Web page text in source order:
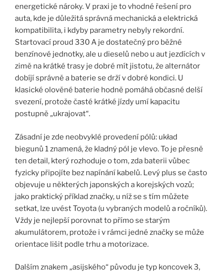
energetické nároky. V praxi je to vhodné řešení pro
auta, kde je důležitá správná mechanická a elektrická
kompatibilita, i kdyby parametry nebyly rekordní.
Startovací proud 330 A je dostatečný pro běžné
benzínové jednotky, ale u dieselů nebo u aut jezdících v
zimě na krátké trasy je dobré mít jistotu, že alternátor
dobíjí správně a baterie se drží v dobré kondici. U
klasické olověné baterie hodně pomáhá občasné delší
svezení, protože časté krátké jízdy umí kapacitu
postupně „ukrajovat“.
Zásadní je zde neobvyklé provedení pólů: układ
biegunů 1 znamená, že kladný pól je vlevo. To je přesně
ten detail, který rozhoduje o tom, zda baterii vůbec
fyzicky připojíte bez napínání kabelů. Levý plus se často
objevuje u některých japonských a korejských vozů;
jako praktický příklad značky, u níž se s tím můžete
setkat, lze uvést Toyota (u vybraných modelů a ročníků).
Vždy je nejlepší porovnat to přímo se starým
akumulátorem, protože i v rámci jedné značky se může
orientace lišit podle trhu a motorizace.
Dalším znakem „asijského“ původu je typ koncovek 3,